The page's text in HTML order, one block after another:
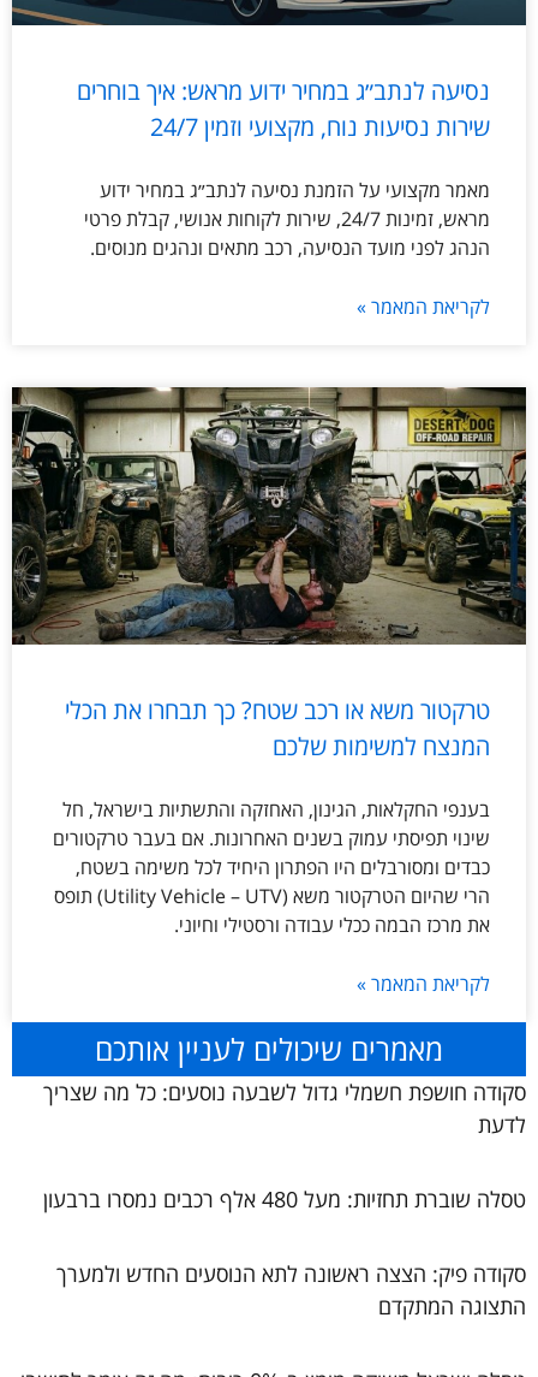
נסיעה לנתב״ג במחיר ידוע מראש: איך בוחרים
שירות נסיעות נוח, מקצועי וזמין 24/7
מאמר מקצועי על הזמנת נסיעה לנתב״ג במחיר ידוע
מראש, זמינות 24/7, שירות לקוחות אנושי, קבלת פרטי
הנהג לפני מועד הנסיעה, רכב מתאים ונהגים מנוסים.
לקריאת המאמר »
טרקטור משא או רכב שטח? כך תבחרו את הכלי
המנצח למשימות שלכם
בענפי החקלאות, הגינון, האחזקה והתשתיות בישראל, חל
שינוי תפיסתי עמוק בשנים האחרונות. אם בעבר טרקטורים
כבדים ומסורבלים היו הפתרון היחיד לכל משימה בשטח,
הרי שהיום הטרקטור משא (Utility Vehicle – UTV) תופס
את מרכז הבמה ככלי עבודה ורסטילי וחיוני.
לקריאת המאמר »
מאמרים שיכולים לעניין אותכם
סקודה חושפת חשמלי גדול לשבעה נוסעים: כל מה שצריך
לדעת
טסלה שוברת תחזיות: מעל 480 אלף רכבים נמסרו ברבעון
סקודה פיק: הצצה ראשונה לתא הנוסעים החדש ולמערך
התצוגה המתקדם